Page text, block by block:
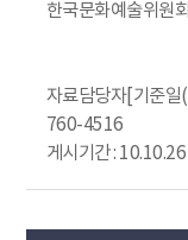
한국문화예술위원
자료담당자[기준일
760-4516
게시기간 :